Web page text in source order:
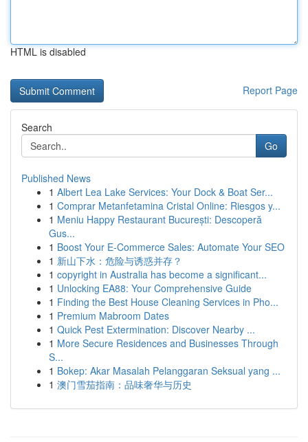
HTML is disabled
Report Page
Search
Go
Published News
1 Albert Lea Lake Services: Your Dock & Boat Ser...
1 Comprar Metanfetamina Cristal Online: Riesgos y...
1 Meniu Happy Restaurant București: Descoperă
Gus...
1 Boost Your E-Commerce Sales: Automate Your SEO
1 新山下水：危险与诱惑并存？
1 copyright in Australia has become a significant...
1 Unlocking EA88: Your Comprehensive Guide
1 Finding the Best House Cleaning Services in Pho...
1 Premium Mabroom Dates
1 Quick Pest Extermination: Discover Nearby ...
1 More Secure Residences and Businesses Through
S...
1 Bokep: Akar Masalah Pelanggaran Seksual yang ...
1 澳门雪茄指南：品味奢华与历史